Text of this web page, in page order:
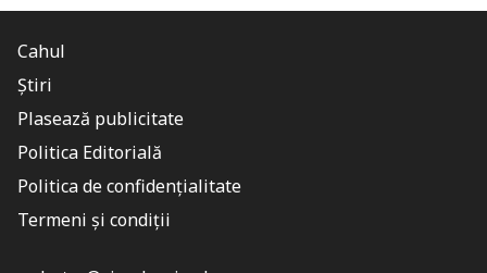
Cahul
Știri
Plasează publicitate
Politica Editorială
Politica de confidențialitate
Termeni și condiții